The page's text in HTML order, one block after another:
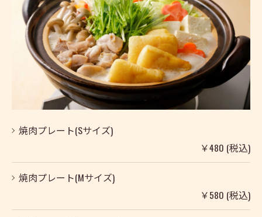
焼肉プレート(Sサイズ)
￥480 (税込)
焼肉プレート(Mサイズ)
￥580 (税込)